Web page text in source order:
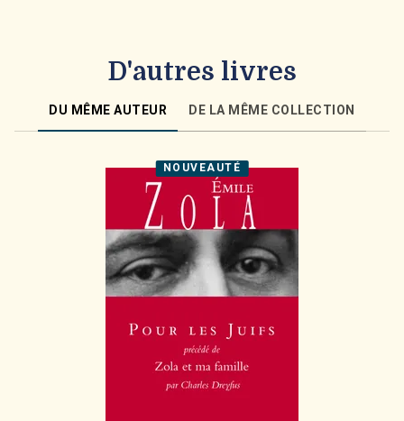
D'autres livres
DU MÊME AUTEUR DE LA MÊME COLLECTION
NOUVEAUTÉ